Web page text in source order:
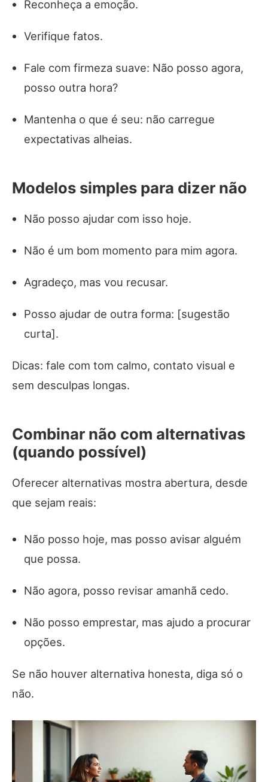
Reconheça a emoção.
Verifique fatos.
Fale com firmeza suave: Não posso agora,
posso outra hora?
Mantenha o que é seu: não carregue
expectativas alheias.
Modelos simples para dizer não
Não posso ajudar com isso hoje.
Não é um bom momento para mim agora.
Agradeço, mas vou recusar.
Posso ajudar de outra forma: [sugestão
curta].
Dicas: fale com tom calmo, contato visual e
sem desculpas longas.
Combinar não com alternativas
(quando possível)
Oferecer alternativas mostra abertura, desde
que sejam reais:
Não posso hoje, mas posso avisar alguém
que possa.
Não agora, posso revisar amanhã cedo.
Não posso emprestar, mas ajudo a procurar
opções.
Se não houver alternativa honesta, diga só o
não.